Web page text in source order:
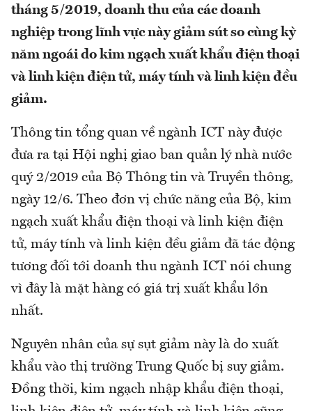
tháng 5/2019, doanh thu của các doanh
nghiệp trong lĩnh vực này giảm sút so cùng kỳ
năm ngoái do kim ngạch xuất khẩu điện thoại
và linh kiện điện tử, máy tính và linh kiện đều
giảm.
Thông tin tổng quan về ngành ICT này được
đưa ra tại Hội nghị giao ban quản lý nhà nước
quý 2/2019 của Bộ Thông tin và Truyền thông,
ngày 12/6. Theo đơn vị chức năng của Bộ, kim
ngạch xuất khẩu điện thoại và linh kiện điện
tử, máy tính và linh kiện đều giảm đã tác động
tương đối tới doanh thu ngành ICT nói chung
vì đây là mặt hàng có giá trị xuất khẩu lớn
nhất.
Nguyên nhân của sự sụt giảm này là do xuất
khẩu vào thị trường Trung Quốc bị suy giảm.
Đồng thời, kim ngạch nhập khẩu điện thoại,